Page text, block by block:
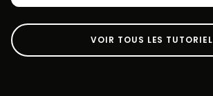
VOIR TOUS LES